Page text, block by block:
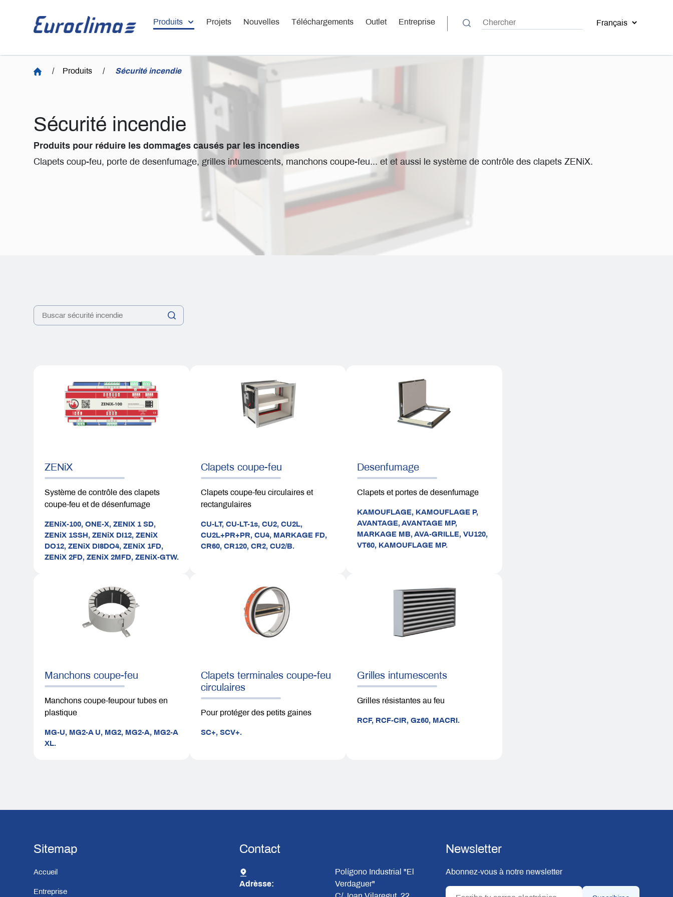
Produits Projets Nouvelles Téléchargements Outlet Entreprise
/ Produits / Sécurité incendie
Sécurité incendie
Produits pour réduire les dommages causés par les incendies
Clapets coup-feu, porte de desenfumage, grilles intumescents, manchons coupe-feu... et et aussi le système de contrôle des clapets ZENiX.
ZENiX
Système de contrôle des clapets
coupe-feu et de désenfumage
ZENiX-100,ONE-X,ZENIX 1 SD,
ZENiX 1SSH,ZENiX DI12,ZENiX
DO12,ZENiX DI8DO4,ZENiX 1FD,
ZENiX 2FD,ZENiX 2MFD,ZENiX-GTW.
Clapets coupe-feu
Clapets coupe-feu circulaires et
rectangulaires
CU-LT,CU-LT-1s,CU2,CU2L,
CU2L+PR+PR,CU4, MARKAGE FD,
CR60,CR120,CR2,CU2/B.
Desenfumage
Clapets et portes de desenfumage
KAMOUFLAGE, KAMOUFLAGE P,
AVANTAGE,AVANTAGE MP,
MARKAGE MB,AVA-GRILLE,VU120,
VT60, KAMOUFLAGE MP.
Manchons coupe-feu
Manchons coupe-feupour tubes en
plastique
MG-U, MG2-A U, MG2, MG2-A, MG2-A
XL.
Clapets terminales coupe-feu
circulaires
Pour protéger des petits gaines
SC+,SCV+.
Grilles intumescents
Grilles résistantes au feu
RCF, RCF-CIR,Gz60, MACRI.
Sitemap
Accueil
Entreprise
Contact
Adrèsse:
Polígono Industrial "El
Verdaguer"
Newsletter
Abonnez-vous à notre newsletter